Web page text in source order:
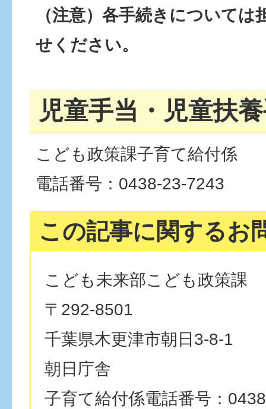
（注意）各手続きについては
せください。
児童手当・児童扶
こども政策課子育て給付係
電話番号：0438-23-7243
この記事に関するお
こども未来部こども政策課
〒292-8501
千葉県木更津市朝日3-8-1
朝日庁舎
子育て給付係電話番号：